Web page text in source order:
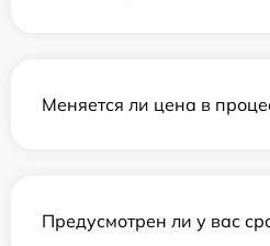
Меняется ли цена в
Предусмотрен ли у вас